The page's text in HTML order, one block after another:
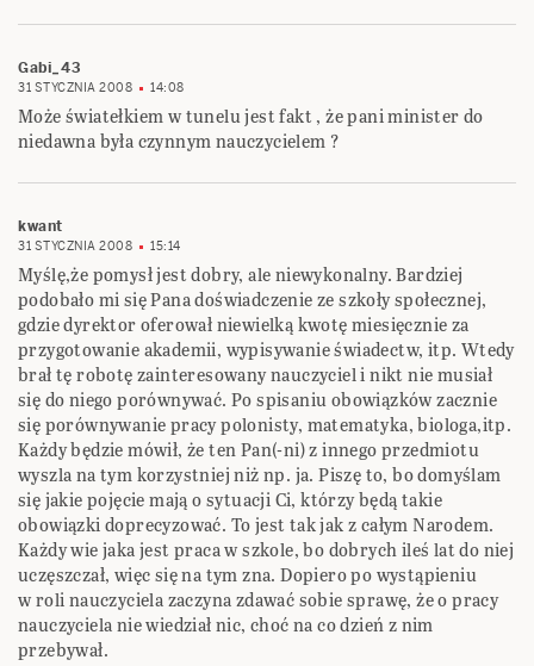
Gabi_43
31 STYCZNIA 2008 14:08
Może światełkiem w tunelu jest fakt , że pani minister do
niedawna była czynnym nauczycielem ?
kwant
31 STYCZNIA 2008 15:14
Myślę,że pomysł jest dobry, ale niewykonalny. Bardziej
podobało mi się Pana doświadczenie ze szkoły społecznej,
gdzie dyrektor oferował niewielką kwotę miesięcznie za
przygotowanie akademii, wypisywanie świadectw, itp. Wtedy
brał tę robotę zainteresowany nauczyciel i nikt nie musiał
się do niego porównywać. Po spisaniu obowiązków zacznie
się porównywanie pracy polonisty, matematyka, biologa,itp.
Każdy będzie mówił, że ten Pan(-ni) z innego przedmiotu
wyszla na tym korzystniej niż np. ja. Piszę to, bo domyślam
się jakie pojęcie mają o sytuacji Ci, którzy będą takie
obowiązki doprecyzować. To jest tak jak z całym Narodem.
Każdy wie jaka jest praca w szkole, bo dobrych ileś lat do niej
uczęszczał, więc się na tym zna. Dopiero po wystąpieniu
w roli nauczyciela zaczyna zdawać sobie sprawę, że o pracy
nauczyciela nie wiedział nic, choć na co dzień z nim
przebywał.